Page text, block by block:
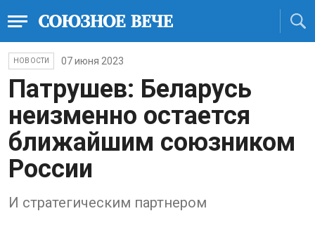
НОВОСТИ 07 июня 2023
Патрушев: Беларусь
неизменно остается
ближайшим союзником
России
И стратегическим партнером